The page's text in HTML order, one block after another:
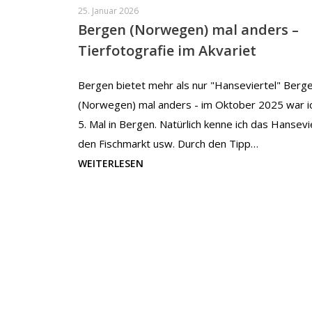
25. Januar 2026
Bergen (Norwegen) mal anders –
Tierfotografie im Akvariet
Bergen bietet mehr als nur "Hanseviertel"
(Norwegen) mal anders - im Oktober 2025 war
5. Mal in Bergen. Natürlich kenne ich das
den Fischmarkt usw. Durch den Tipp…
WEITERLESEN